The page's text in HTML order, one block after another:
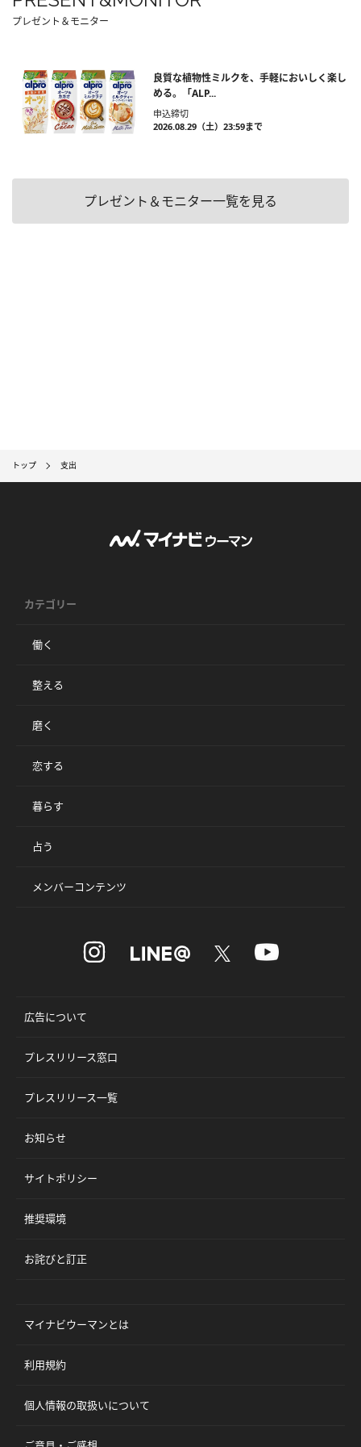
プレゼント＆モニター
良質な植物性ミルクを、手軽においしく楽し
める。「ALP...
申込締切
2026.08.29（土）23:59まで
プレゼント＆モニター一覧を見る
トップ 支出
カテゴリー
働く
整える
磨く
恋する
暮らす
占う
メンバーコンテンツ
広告について
プレスリリース窓口
プレスリリース一覧
お知らせ
サイトポリシー
推奨環境
お詫びと訂正
マイナビウーマンとは
利用規約
個人情報の取扱いについて